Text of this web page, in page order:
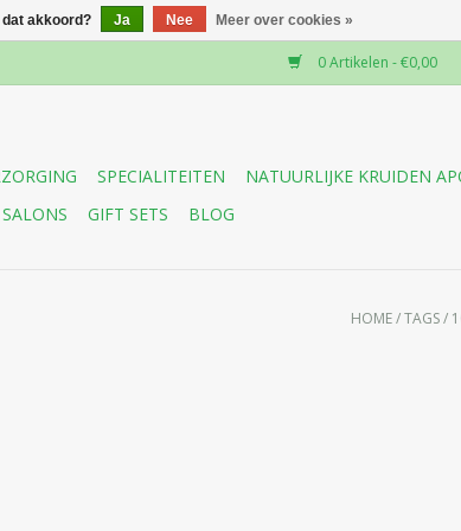
0 Artikelen - €0,00
SPECIALITEITEN
NATUURLIJKE KRUIDEN
GIFT SETS BLOG
HOME/TAGS/
akkoord? Ja Nee Meer over cookies »